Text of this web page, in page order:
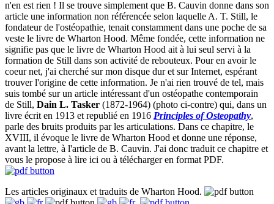
n'en est rien ! Il se trouve simplement que B. Cauvin donne dans son
article une information non référencée selon laquelle A. T. Still, le
fondateur de l'ostéopathie, tenait constamment dans une poche de sa
veste le livre de Wharton Hood. Même fondée, cette information ne
signifie pas que le livre de Wharton Hood ait à lui seul servi à la
formation de Still dans son activité de rebouteux. Pour en avoir le
coeur net, j'ai cherché sur mon disque dur et sur Internet, espérant
trouver l'origine de cette information. Je n'ai rien trouvé de tel, mais
suis tombé sur un article intéressant d'un ostéopathe contemporain
de Still, Dain L. Tasker (1872-1964) (photo ci-contre) qui, dans un
livre écrit en 1913 et republié en 1916 Principles of Osteopathy,
parle des bruits produits par les articulations. Dans ce chapitre, le
XVIII, il évoque le livre de Wharton Hood et donne une réponse,
avant la lettre, à l'article de B. Cauvin. J'ai donc traduit ce chapitre et
vous le propose à lire ici ou à télécharger en format PDF.
Les articles originaux et traduits de Wharton Hood.